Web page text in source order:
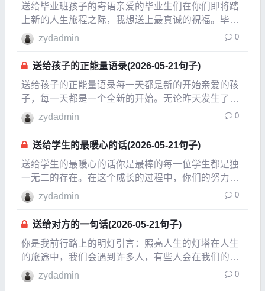
送给毕业班孩子的寄语亲爱的毕业生们在你们即将踏
上新的人生旅程之际，我想送上最真诚的祝福。毕业
不仅是一个阶段的结束，更是无数可能性的开始。你
们的努力与坚持将会在未来的日子里，绽放出耀眼的
光芒。抓住每一个机会生活充满了各种机会，成
zydadmin 0
送给孩子的正能量语录(2026-05-21句子)
送给孩子的正能量语录每一天都是新的开始亲爱的孩
子，每一天都是一个全新的开始。无论昨天发生了什
么，今天都给你一个机会去改变、去成长。无论遇到
怎样的困难，都不要害怕，因为每个挑战都是你成长
的机会。记住，失败并不可怕，重要的是从中学习，
并勇敢地站
zydadmin 0
送给学生的最暖心的话(2026-05-21句子)
送给学生的最暖心的话你是最棒的每一位学生都是独
一无二的存在。在这个成长的过程中，你们的努力与
坚持是无可替代的。无论遇到多大的挑战，请记住，
你们有能力去克服它们。每一次努力，都是在为未来
铺路。相信自己的潜力你们可能会在学习上遇到困
难，感到迷茫
zydadmin 0
送给对方的一句话(2026-05-21句子)
你是我前行路上的明灯引言：照亮人生的灯塔在人生
的旅途中，我们会遇到许多人，有些人会在我们的生
命中留下深刻的印记，成为我们心灵的依靠。对于我
来说，你就是那盏明灯，指引我走出迷雾，照亮前行
zydadmin 0